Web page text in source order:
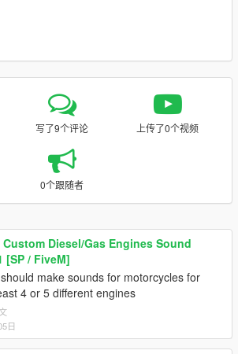
写了9个评论 上传了0个视频
0个跟随者
Custom Diesel/Gas Engines Sound
[SP / FiveM]
make sounds for motorcycles for
4 or 5 different engines
日